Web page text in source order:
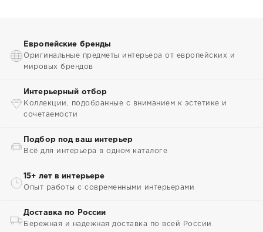
Европейские бренды
Оригинальные предметы интерьера от европейских и
мировых брендов
Интерьерный отбор
Коллекции, подобранные с вниманием к эстетике и
сочетаемости
Подбор под ваш интерьер
Всё для интерьера в одном каталоге
15+ лет в интерьере
Опыт работы с современными интерьерами
Доставка по России
Бережная и надежная доставка по всей России